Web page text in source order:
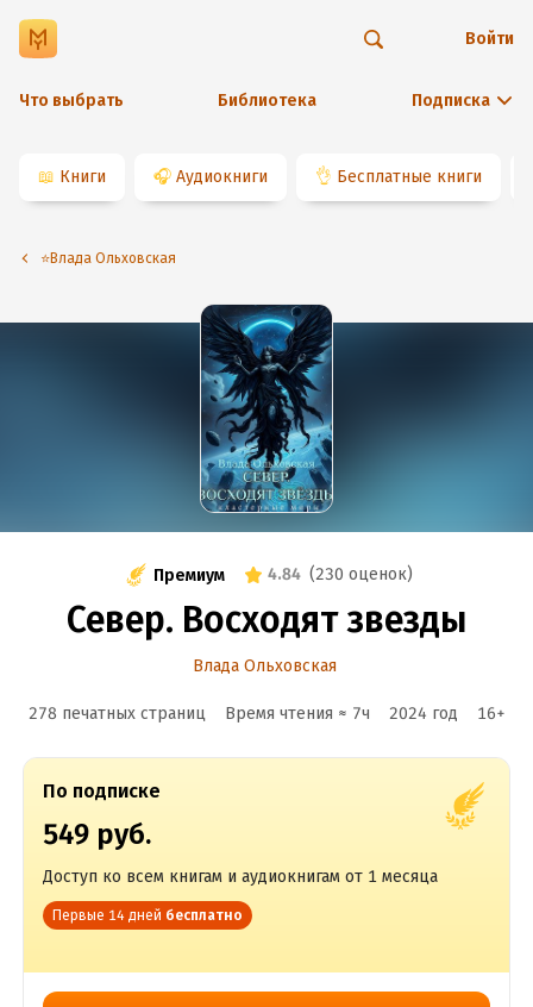
Что выбрать Библиотека Подписка
Войти
📖 Книги 🎧 Аудиокниги 👌 Бесплатные книги
⭐️Влада Ольховская
Премиум 4.84 (230 оценок)
Север. Восходят звезды
Влада Ольховская
278 печатных страниц Время чтения ≈ 7ч 2024 год 16+
По подписке
549 руб.
Доступ ко всем книгам и аудиокнигам от 1 месяца
Первые 14 дней бесплатно